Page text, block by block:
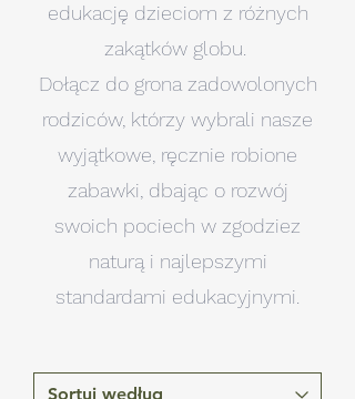
edukację dzieciom z różnych
zakątków globu.
Dołącz do grona zadowolonych
rodziców, którzy wybrali nasze
wyjątkowe, ręcznie robione
zabawki, dbając o rozwój
swoich pociech w zgodziez
naturą i najlepszymi
standardami edukacyjnymi.